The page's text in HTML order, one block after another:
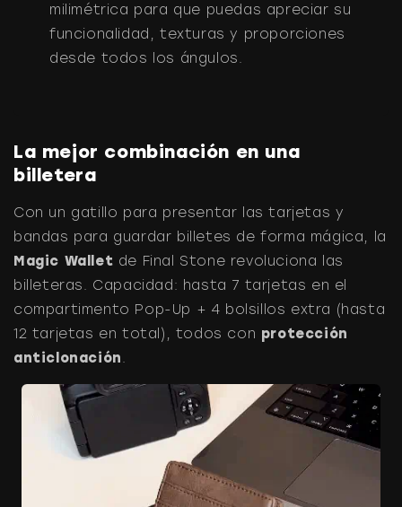
milimétrica para que puedas apreciar su
funcionalidad, texturas y proporciones
desde todos los ángulos.
La mejor combinación en una
billetera
Con un gatillo para presentar las tarjetas y
bandas para guardar billetes de forma mágica, la
Magic Wallet de Final Stone revoluciona las
billeteras. Capacidad: hasta 7 tarjetas en el
compartimento Pop-Up + 4 bolsillos extra (hasta
12 tarjetas en total), todos con protección
anticlonación.